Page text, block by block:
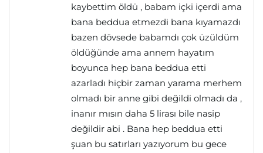
kaybettim öldü , babam içki içerdi ama
bana beddua etmezdi bana kıyamazdı
bazen dövsede babamdı çok üzüldüm
öldüğünde ama annem hayatım
boyunca hep bana beddua etti
azarladı hiçbir zaman yarama merhem
olmadı bir anne gibi değildi olmadı da ,
inanır mısın daha 5 lirası bile nasip
değildir abi . Bana hep beddua etti
şuan bu satırları yazıyorum bu gece